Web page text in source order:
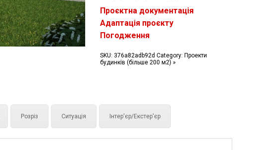
Проєктна документація
Адаптація проєкту
Погодження
SKU: 376a82adb92d Category:Проекти
будинків (більше 200 м2) »
Розріз Ситуація Інтер'єр/Екстер'єр